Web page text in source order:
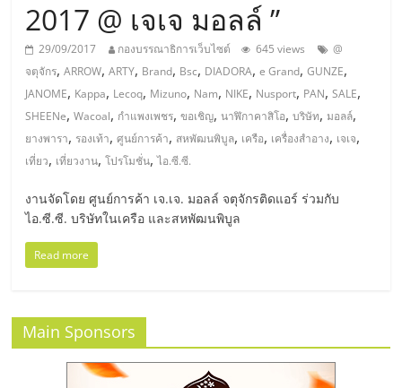
ส
เอ็
มอี
ไทย,
SMEs,
แฟ
รน
ไชส์,
2017 @ เจเจ มอลล์ ”
29/09/2017 กองบรรณาธิการเว็บไซต์ 645 views
@
จตุจักร,ARROW,ARTY, Brand, Bsc, DIADORA,e Grand,GUNZE,
JANOME, Kappa, Lecoq, Mizuno, Nam, NIKE, Nusport, PAN,SALE,
SHEENe,Wacoal, กำแพงเพชร,ขอเชิญ,นาฬิกาคาสิโอ,บริษัท,มอลล์,
ยางพารา, รองเท้า,ศูนย์การค้า, สหพัฒนพิบูล, เครือ, เครื่องสำอาง, เจเจ,
เที่ยว, เที่ยวงาน,โปรโมชั่น,ไอ.ซี.ซี.
งานจัดโดย ศูนย์การค้า เจ.เจ. มอลล์ จตุจักรติดแอร์ ร่วมกับ
ไอ.ซี.ซี. บริษัทในเครือ และสหพัฒนพิบูล
Read more
Main Sponsors